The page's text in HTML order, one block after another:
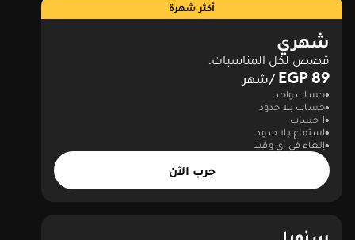
أكثر شهرة
شهري
قصص لكل المناسبات.
89 EGP /شهر
حساب واحد
حساب بلا حدود
1 حساب
استماع بلا حدود
إلغاء في أي وقت
جرب الآن